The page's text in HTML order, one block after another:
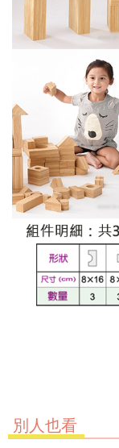
別人也看